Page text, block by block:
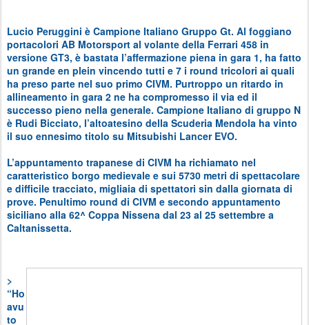
Lucio Peruggini è Campione Italiano Gruppo Gt. Al foggiano
portacolori AB Motorsport al volante della Ferrari 458 in
versione GT3, è bastata l’affermazione piena in gara 1, ha fatto
un grande en plein vincendo tutti e 7 i round tricolori ai quali
ha preso parte nel suo primo CIVM. Purtroppo un ritardo in
allineamento in gara 2 ne ha compromesso il via ed il
successo pieno nella generale. Campione Italiano di gruppo N
è Rudi Bicciato, l’altoatesino della Scuderia Mendola ha vinto
il suo ennesimo titolo su Mitsubishi Lancer EVO.
L’appuntamento trapanese di CIVM ha richiamato nel
caratteristico borgo medievale e sui 5730 metri di spettacolare
e difficile tracciato, migliaia di spettatori sin dalla giornata di
prove. Penultimo round di CIVM e secondo appuntamento
siciliano alla 62^ Coppa Nissena dal 23 al 25 settembre a
Caltanissetta.
>
“Ho
avu
to